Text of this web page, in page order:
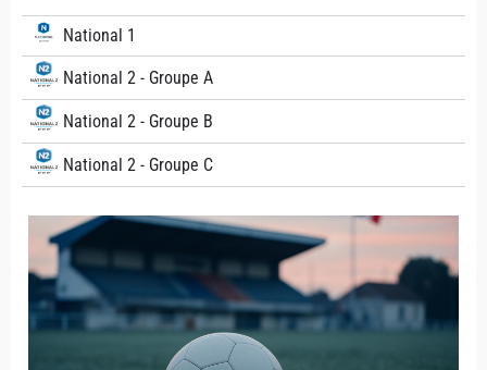
National 1
National 2 - Groupe A
National 2 - Groupe B
National 2 - Groupe C